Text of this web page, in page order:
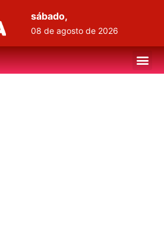
sábado,
08 de agosto de 2026